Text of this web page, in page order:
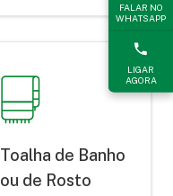
Toalha de Banho
ou de Rosto
FALAR NO
WHATSAPP
LIGAR
AGORA